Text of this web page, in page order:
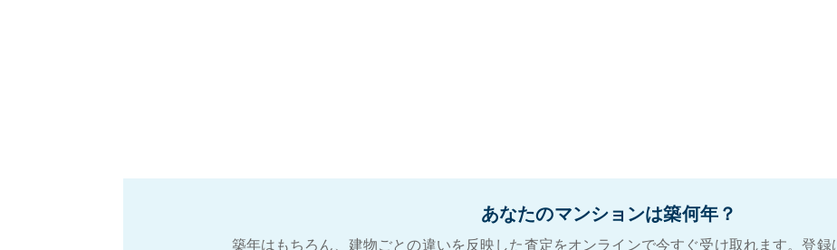
あなたのマンションは築何年？
築年はもちろん、建物ごとの違いを反映した査定をオンラインで今すぐ受け取れます。登録